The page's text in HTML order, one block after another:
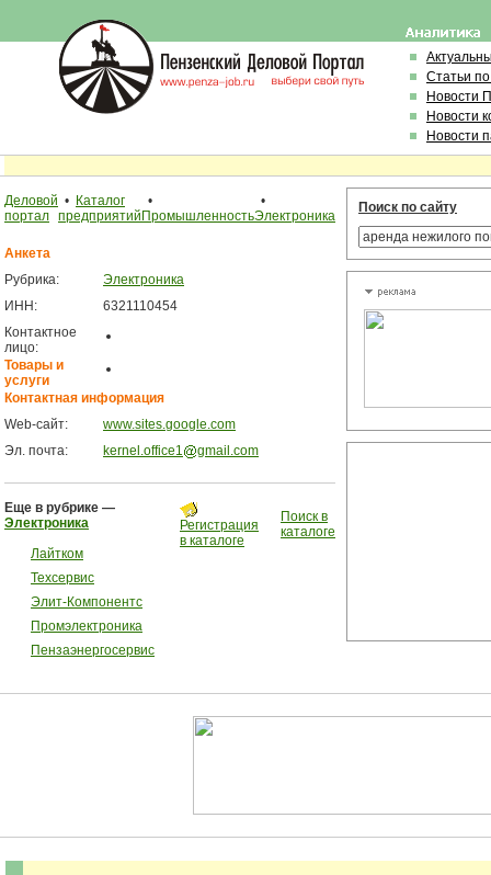
Статьи
Новости
Новости
Новости
Деловой
портал
• Каталог
предприятий
•
Промышленность
•
Электроника
Анкета
Рубрика:
Электроника
ИНН:
6321110454
Контактное
лицо:
Товары и
услуги
Контактная информация
Web-сайт:
www.sites.google.com
Эл. почта:
kernel.office1 gmail.com
Еще в рубрике —
Электроника
Лайтком
Техсервис
Элит-Компонентс
Промэлектроника
Пензаэнергосервис
Регистрация
в каталоге
Поиск в
каталоге
Поиск по сайту